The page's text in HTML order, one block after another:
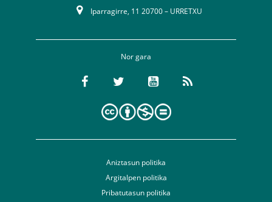
Iparragirre, 11 20700 – URRETXU
Nor gara
Aniztasun politika
Argitalpen politika
Pribatutasun politika